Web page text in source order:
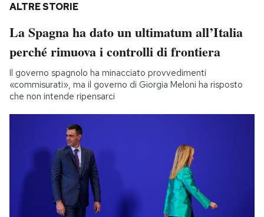
ALTRE STORIE
La Spagna ha dato un ultimatum all’Italia
perché rimuova i controlli di frontiera
Il governo spagnolo ha minacciato provvedimenti
«commisurati», ma il governo di Giorgia Meloni ha risposto
che non intende ripensarci